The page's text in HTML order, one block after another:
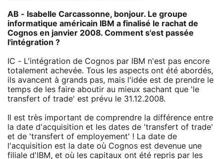
AB - Isabelle Carcassonne, bonjour. Le groupe
informatique américain IBM a finalisé le rachat de
Cognos en janvier 2008. Comment s'est passée
l'intégration ?
IC - L'intégration de Cognos par IBM n'est pas encore
totalement achevée. Tous les aspects ont été abordés,
ils avancent à grands pas, mais l'idée est de prendre le
temps de les faire aboutir au mieux sachant que 'le
transfert of trade' est prévu le 31.12.2008.
Il est très important de comprendre la différence entre
la date d'acquisition et les dates de 'transfert of trade'
et de 'transfert of employement' ! La date de
l'acquisition est la date où Cognos est devenue une
filiale d'IBM, et où les capitaux ont été repris par les